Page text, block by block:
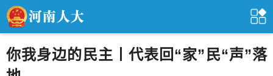
你我身边的民主丨代表回“家”民“声”落